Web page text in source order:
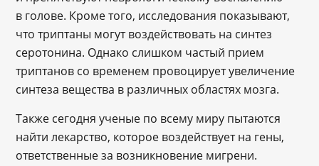
в голове. Кроме того, исследования показывают,
что триптаны могут воздействовать на синтез
серотонина. Однако слишком частый прием
триптанов со временем провоцирует увеличение
синтеза вещества в различных областях мозга.
Также сегодня ученые по всему миру пытаются
найти лекарство, которое воздействует на гены,
ответственные за возникновение мигрени.